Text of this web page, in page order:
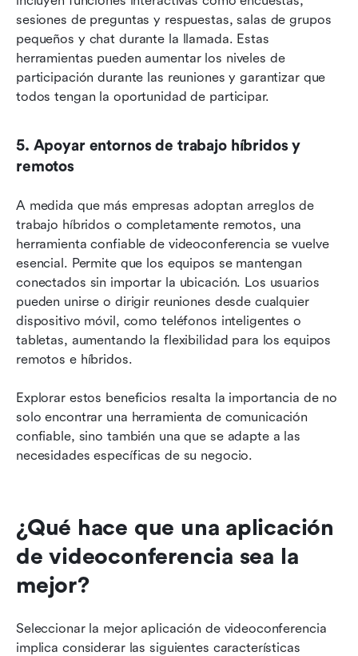
sesiones de preguntas y respuestas, salas de grupos
pequeños y chat durante la llamada. Estas
herramientas pueden aumentar los niveles de
participación durante las reuniones y garantizar que
todos tengan la oportunidad de participar.
5. Apoyar entornos de trabajo híbridos y
remotos
A medida que más empresas adoptan arreglos de
trabajo híbridos o completamente remotos, una
herramienta confiable de videoconferencia se vuelve
esencial. Permite que los equipos se mantengan
conectados sin importar la ubicación. Los usuarios
pueden unirse o dirigir reuniones desde cualquier
dispositivo móvil, como teléfonos inteligentes o
tabletas, aumentando la flexibilidad para los equipos
remotos e híbridos.
Explorar estos beneficios resalta la importancia de no
solo encontrar una herramienta de comunicación
confiable, sino también una que se adapte a las
necesidades específicas de su negocio.
¿Qué hace que una aplicación
de videoconferencia sea la
mejor?
Seleccionar la mejor aplicación de videoconferencia
implica considerar las siguientes características